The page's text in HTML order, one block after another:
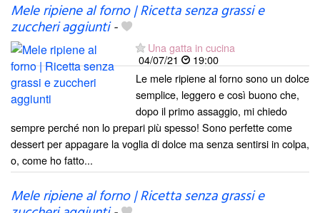
Mele ripiene al forno | Ricetta senza grassi e
zuccheri aggiunti-
Una gatta in cucina
04/07/21
19:00
Le mele ripiene al forno sono un dolce
semplice, leggero e così buono che,
dopo il primo assaggio, mi chiedo
sempre perché non lo prepari più spesso! Sono perfette come
dessert per appagare la voglia di dolce ma senza sentirsi in colpa,
o, come ho fatto...
Mele ripiene al forno | Ricetta senza grassi e